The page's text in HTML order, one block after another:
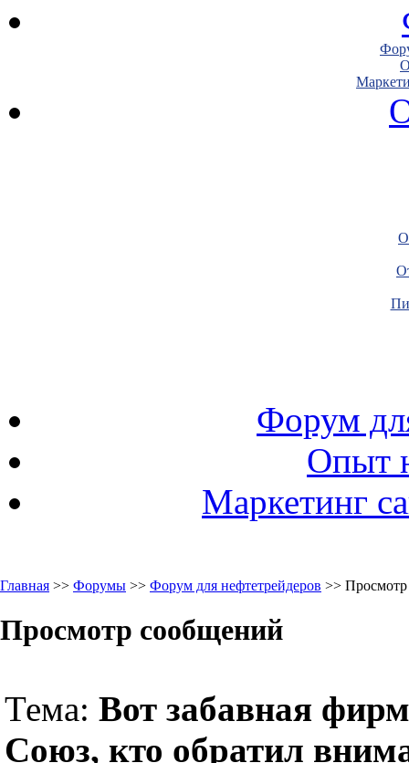
Форум
Опыт
Маркетинг
Главная >> Форумы >> Форум для нефтетрейдеров >>
Просмотр сообщений
Тема: Вот забавная
Союз, кто обратил